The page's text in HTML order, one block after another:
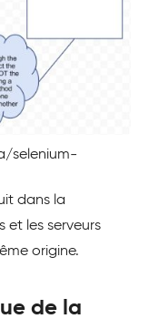
selenium-
dans la
et les serveurs
origine.
de la